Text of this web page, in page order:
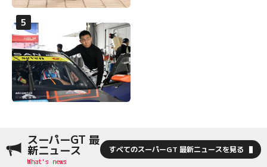
スーパーGT 最
新ニュース すべてのスーパーGT 最新ニュースを見る